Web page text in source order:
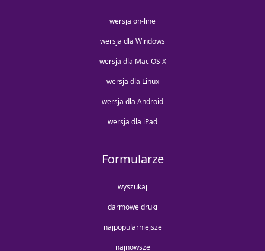
wersja on-line
wersja dla Windows
wersja dla Mac OS X
wersja dla Linux
wersja dla Android
wersja dla iPad
Formularze
wyszukaj
darmowe druki
najpopularniejsze
najnowsze